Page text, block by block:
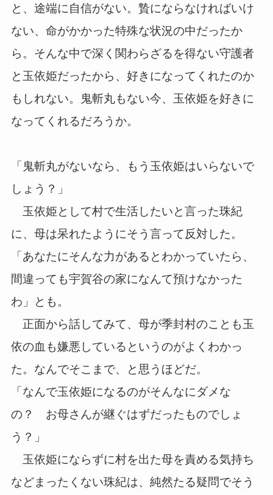
と、途端に自信がない。贄にならなければいけ
ない、命がかかった特殊な状況の中だったか
ら。そんな中で深く関わらざるを得ない守護者
と玉依姫だったから、好きになってくれたのか
もしれない。鬼斬丸もない今、玉依姫を好きに
なってくれるだろうか。
「鬼斬丸がないなら、もう玉依姫はいらないで
しょう？」
玉依姫として村で生活したいと言った珠紀
に、母は呆れたようにそう言って反対した。
「あなたにそんな力があるとわかっていたら、
間違っても宇賀谷の家になんて預けなかった
わ」とも。
正面から話してみて、母が季封村のことも玉
依の血も嫌悪しているというのがよくわかっ
た。なんでそこまで、と思うほどだ。
「なんで玉依姫になるのがそんなにダメな
の？ お母さんが継ぐはずだったものでしょ
う？」
玉依姫にならずに村を出た母を責める気持ち
などまったくない珠紀は、純然たる疑問でそう